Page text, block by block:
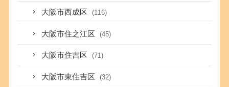
大阪市西成区 (116)
大阪市住之江区 (45)
大阪市住吉区 (71)
大阪市東住吉区 (32)